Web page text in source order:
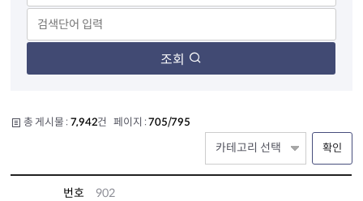
조회
총 게시물 : 7,942건 페이지 :705/795
확인
번호
902